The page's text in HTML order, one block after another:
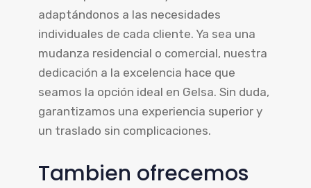
adaptándonos a las necesidades
individuales de cada cliente. Ya sea una
mudanza residencial o comercial, nuestra
dedicación a la excelencia hace que
seamos la opción ideal en Gelsa. Sin duda,
garantizamos una experiencia superior y
un traslado sin complicaciones.
Tambien ofrecemos